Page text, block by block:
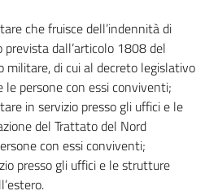
che fruisce dell’indennità di
prevista dall’articolo 1808 del
militare, di cui al decreto legislativo
persone con essi conviventi;
in servizio presso gli uffici e le
del Trattato del Nord
con essi conviventi;
presso gli uffici e le strutture